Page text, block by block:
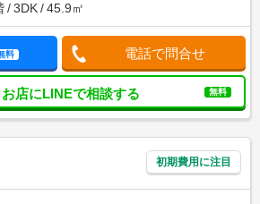
3DK 45.9㎡
料 電話で問合せ
お店にLINEで相談する 無料
初期費用に注目